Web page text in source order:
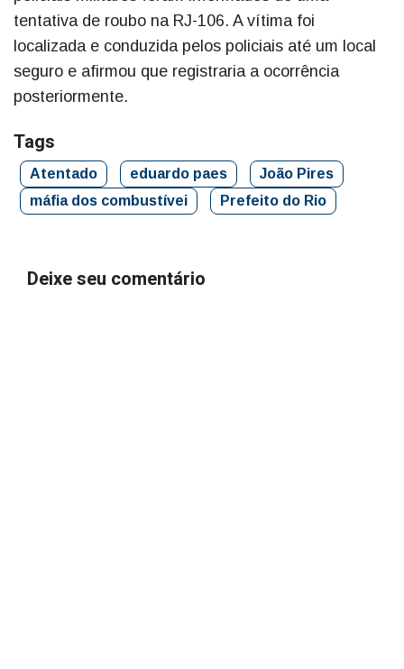
tentativa de roubo na RJ-106. A vítima foi
localizada e conduzida pelos policiais até um local
seguro e afirmou que registraria a ocorrência
posteriormente.
Tags
Atentado eduardo paes
João Pires
máfia dos combustívei
Prefeito do Rio
Deixe seu comentário